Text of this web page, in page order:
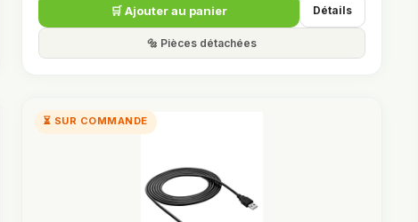
🛒 Ajouter au panier Détails
🔩 Pièces détachées
⏳ SUR COMMANDE